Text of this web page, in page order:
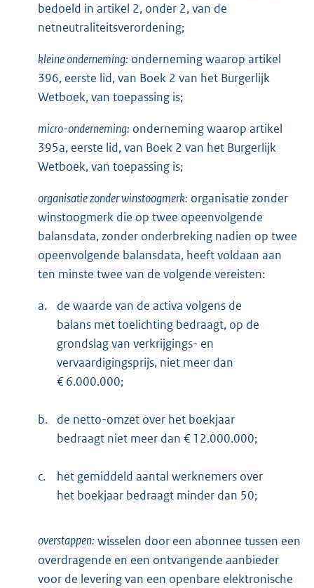
bedoeld in artikel 2, onder 2, van de
netneutraliteitsverordening;
kleine onderneming: onderneming waarop artikel
396, eerste lid, van Boek 2 van het Burgerlijk
Wetboek, van toepassing is;
micro-onderneming: onderneming waarop artikel
395a, eerste lid, van Boek 2 van het Burgerlijk
Wetboek, van toepassing is;
organisatie zonder winstoogmerk: organisatie zonder
winstoogmerk die op twee opeenvolgende
balansdata, zonder onderbreking nadien op twee
opeenvolgende balansdata, heeft voldaan aan
ten minste twee van de volgende vereisten:
a.
de waarde van de activa volgens de
balans met toelichting bedraagt, op de
grondslag van verkrijgings- en
vervaardigingsprijs, niet meer dan
€ 6.000.000;
b.
de netto-omzet over het boekjaar
bedraagt niet meer dan € 12.000.000;
c.
het gemiddeld aantal werknemers over
het boekjaar bedraagt minder dan 50;
overstappen: wisselen door een abonnee tussen een
overdragende en een ontvangende aanbieder
voor de levering van een openbare elektronische